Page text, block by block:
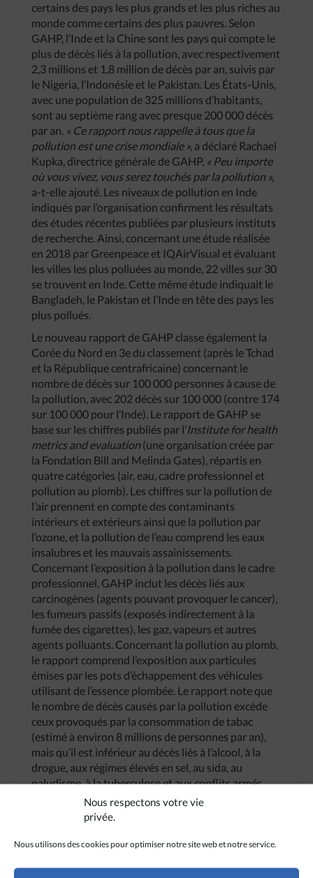
Nous respectons votre vie
privée.
Nous utilisons des cookies pour optimiser notre site web et notre service.
certains des pays les plus grands et les plus riches au
monde comme certains des plus pauvres. Selon
GAHP, l’Inde et la Chine sont les pays qui compte le
plus de décès liés à la pollution, avec respectivement
2,3 millions et 1,8 million de décès par an, suivis par
le Nigeria, l’Indonésie et le Pakistan. Les États-Unis,
avec une population de 325 millions d’habitants,
sont au septième rang avec presque 200 000 décès
par an. « Ce rapport nous rappelle à tous que la
pollution est une crise mondiale », a déclaré Rachael
Kupka, directrice générale de GAHP. « Peu importe
où vous vivez, vous serez touchés par la pollution »,
a-t-elle ajouté. Les niveaux de pollution en Inde
indiqués par l’organisation confirment les résultats
des études récentes publiées par plusieurs instituts
de recherche. Ainsi, concernant une étude réalisée
en 2018 par Greenpeace et IQAirVisual et évaluant
les villes les plus polluées au monde, 22 villes sur 30
se trouvent en Inde. Cette même étude indiquait le
Bangladeh, le Pakistan et l’Inde en tête des pays les
plus pollués.
Le nouveau rapport de GAHP classe également la
Corée du Nord en 3e du classement (après le Tchad
et la République centrafricaine) concernant le
nombre de décès sur 100 000 personnes à cause de
la pollution, avec 202 décès sur 100 000 (contre 174
sur 100 000 pour l’Inde). Le rapport de GAHP se
base sur les chiffres publiés par l’Institute for health
metrics and evaluation (une organisation créée par
la Fondation Bill and Melinda Gates), répartis en
quatre catégories (air, eau, cadre professionnel et
pollution au plomb). Les chiffres sur la pollution de
l’air prennent en compte des contaminants
intérieurs et extérieurs ainsi que la pollution par
l’ozone, et la pollution de l’eau comprend les eaux
insalubres et les mauvais assainissements.
Concernant l’exposition à la pollution dans le cadre
professionnel, GAHP inclut les décès liés aux
carcinogènes (agents pouvant provoquer le cancer),
les fumeurs passifs (exposés indirectement à la
fumée des cigarettes), les gaz, vapeurs et autres
agents polluants. Concernant la pollution au plomb,
le rapport comprend l’exposition aux particules
émises par les pots d’échappement des véhicules
utilisant de l’essence plombée. Le rapport note que
le nombre de décès causés par la pollution excède
ceux provoqués par la consommation de tabac
(estimé à environ 8 millions de personnes par an),
mais qu’il est inférieur au décès liés à l’alcool, à la
drogue, aux régimes élevés en sel, au sida, au
paludisme, à la tuberculose et aux conflits armés
dans le monde.
(Avec Asianews)
Crédit :Onewhohelps/CC BY 2.0